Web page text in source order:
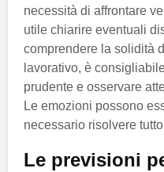
necessità di affrontare
utile chiarire eventuali
comprendere la solidità
lavorativo, è
prudente e osservare
Le emozioni possono
necessario risolvere
Le previsioni